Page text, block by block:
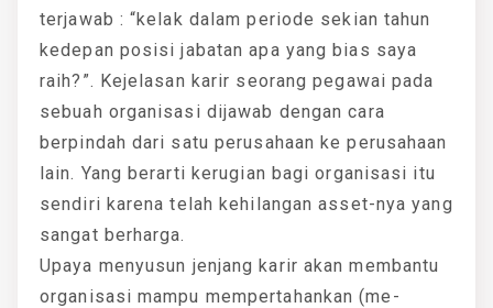
terjawab : “kelak dalam periode sekian tahun
kedepan posisi jabatan apa yang bias saya
raih?”. Kejelasan karir seorang pegawai pada
sebuah organisasi dijawab dengan cara
berpindah dari satu perusahaan ke perusahaan
lain. Yang berarti kerugian bagi organisasi itu
sendiri karena telah kehilangan asset-nya yang
sangat berharga.
Upaya menyusun jenjang karir akan membantu
organisasi mampu mempertahankan (me-